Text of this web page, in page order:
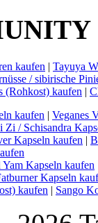
kaufen | Tayuya
/ sibirische
(Rohkost) kaufen |
kaufen | Veganes
Zi / Schisandra
Kapseln kaufen |
Kapseln kaufen
Kapseln
kaufen | Sango